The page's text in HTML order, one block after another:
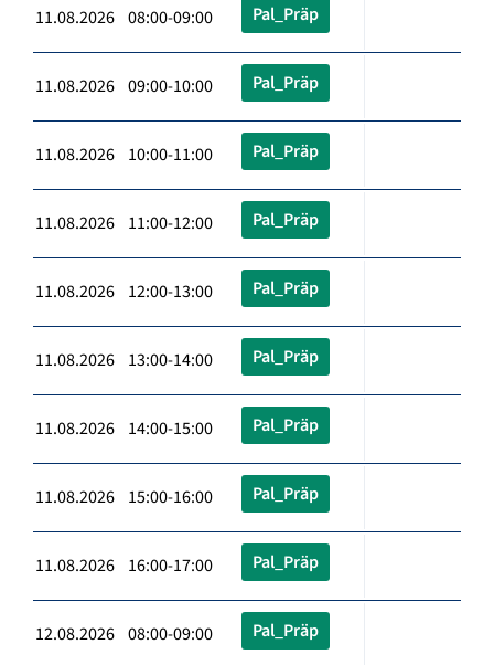
11.08.2026 08:00-09:00 Pal_Präp
11.08.2026 09:00-10:00 Pal_Präp
11.08.2026 10:00-11:00 Pal_Präp
11.08.2026 11:00-12:00 Pal_Präp
11.08.2026 12:00-13:00 Pal_Präp
11.08.2026 13:00-14:00 Pal_Präp
11.08.2026 14:00-15:00 Pal_Präp
11.08.2026 15:00-16:00 Pal_Präp
11.08.2026 16:00-17:00 Pal_Präp
12.08.2026 08:00-09:00 Pal_Präp